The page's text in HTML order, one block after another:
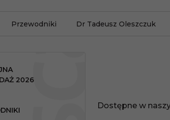
Przewodniki Dr Tadeusz Oleszczuk
Dostępne w
2026